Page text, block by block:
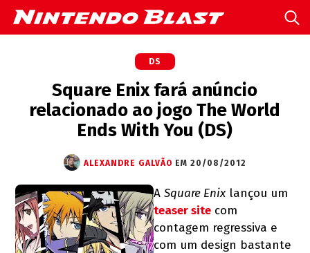
DS
Square Enix fará anúncio
relacionado ao jogo The World
Ends With You (DS)
ALEXANDRE GALVÃO EM 20/08/2012
ASquare Enix lançou um
teaser site com
contagem regressiva e
com um design bastante